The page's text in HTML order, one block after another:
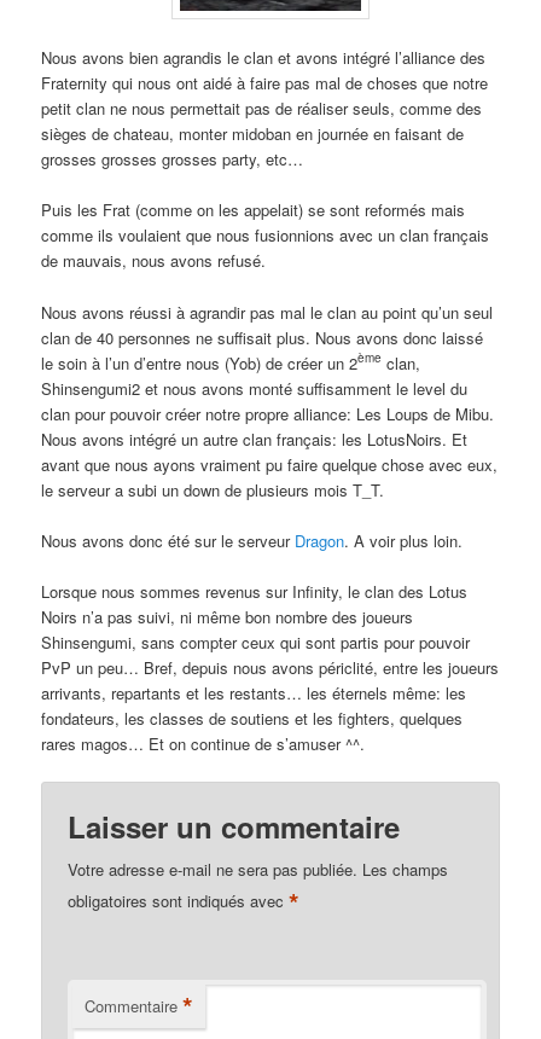
Nous avons bien agrandis le clan et avons intégré l’alliance des
Fraternity qui nous ont aidé à faire pas mal de choses que notre
petit clan ne nous permettait pas de réaliser seuls, comme des
sièges de chateau, monter midoban en journée en faisant de
grosses grosses grosses party, etc…
Puis les Frat (comme on les appelait) se sont reformés mais
comme ils voulaient que nous fusionnions avec un clan français
de mauvais, nous avons refusé.
Nous avons réussi à agrandir pas mal le clan au point qu’un seul
clan de 40 personnes ne suffisait plus. Nous avons donc laissé
le soin à l’un d’entre nous (Yob) de créer un 2ème clan,
Shinsengumi2 et nous avons monté suffisamment le level du
clan pour pouvoir créer notre propre alliance: Les Loups de Mibu.
Nous avons intégré un autre clan français: les LotusNoirs. Et
avant que nous ayons vraiment pu faire quelque chose avec eux,
le serveur a subi un down de plusieurs mois T_T.
Nous avons donc été sur le serveur Dragon. A voir plus loin.
Lorsque nous sommes revenus sur Infinity, le clan des Lotus
Noirs n’a pas suivi, ni même bon nombre des joueurs
Shinsengumi, sans compter ceux qui sont partis pour pouvoir
PvP un peu… Bref, depuis nous avons périclité, entre les joueurs
arrivants, repartants et les restants… les éternels même: les
fondateurs, les classes de soutiens et les fighters, quelques
rares magos… Et on continue de s’amuser ^^.
Laisser un commentaire
Votre adresse e-mail ne sera pas publiée. Les champs
obligatoires sont indiqués avec*
Commentaire *